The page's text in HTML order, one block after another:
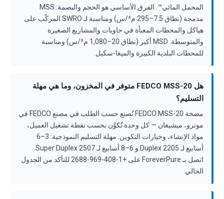
المحمل المائي™. الفرق الأساسي هو الحجم والبصمة: MSS
مدمجة (نطاق 7.5–295 م³/س) ومناسبة لـ SWRO المركّب على
هياكل والمحطات المعبأة في حاويات والمشاريع الصغيرة
والمتوسطة. MSD أكبر (نطاق 20–1,080 م³/س) ومناسبة
للمحطات البلدية الكبيرة والميغا-سكيل.
هل FEDCO MSS-20 متوفر في المخزون، وما هي مهلة
التسليم؟
مضخة FEDCO MSS-20 تُصنع حسب الطلب في مصنع FEDCO في
مونرو، ميشيغان — كل وحدة تُكوَّن بحسب نقطة تشغيل العميل،
مواد الإنشاء، وخيارات التكوين. مهلة التسليم النموذجية: 3–6
اتصل بـ ForeverPure على +1-408-969-2688 للتأكد من الجدول
الحالي.